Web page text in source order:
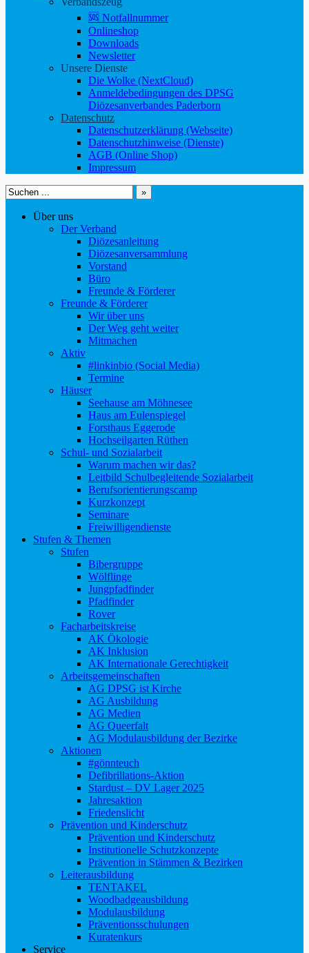
🆘 Notfallnummer
Onlineshop
Downloads
Newsletter
Unsere Dienste
Die Wolke (NextCloud)
Anmeldebedingungen des DPSG
Diözesanverbandes Paderborn
Datenschutz
Datenschutzerklärung (Webseite)
Datenschutzhinweise (Dienste)
AGB (Online Shop)
Impressum
Suchen
nach:
Über uns
Der Verband
Diözesanleitung
Diözesanversammlung
Vorstand
Büro
Freunde & Förderer
Freunde & Förderer
Wir über uns
Der Weg geht weiter
Mitmachen
Aktiv
#linkinbio (Social Media)
Termine
Häuser
Seehause am Möhnesee
Haus am Eulenspiegel
Forsthaus Eggerode
Hochseilgarten Rüthen
Schul- und Sozialarbeit
Warum machen wir das?
Leitbild Schulbegleitende Sozialarbeit
Berufsorientierungscamp
Kurzkonzept
Seminare
Freiwilligendienste
Stufen & Themen
Stufen
Bibergruppe
Wölflinge
Jungpfadfinder
Pfadfinder
Rover
Facharbeitskreise
AK Ökologie
AK Inklusion
AK Internationale Gerechtigkeit
Arbeitsgemeinschaften
AG DPSG ist Kirche
AG Ausbildung
AG Medien
AG Queerfalt
AG Modulausbildung der Bezirke
Aktionen
#gönnteuch
Defibrillations-Aktion
Stardust – DV Lager 2025
Jahresaktion
Friedenslicht
Prävention und Kinderschutz
Prävention und Kinderschutz
Institutionelle Schutzkonzepte
Prävention in Stämmen & Bezirken
Leiterausbildung
TENTAKEL
Woodbadgeausbildung
Modulausbildung
Präventionsschulungen
Kuratenkurs
Service